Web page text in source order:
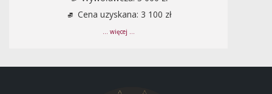
Cena uzyskana: 3 100 zł
... więcej ...